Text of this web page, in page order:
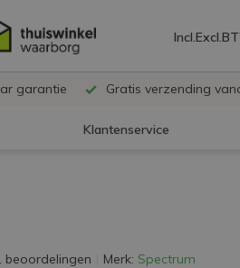
Incl.Excl.
garantie Gratis verzending
Klantenservice
beoordelingen Merk: Spectrum